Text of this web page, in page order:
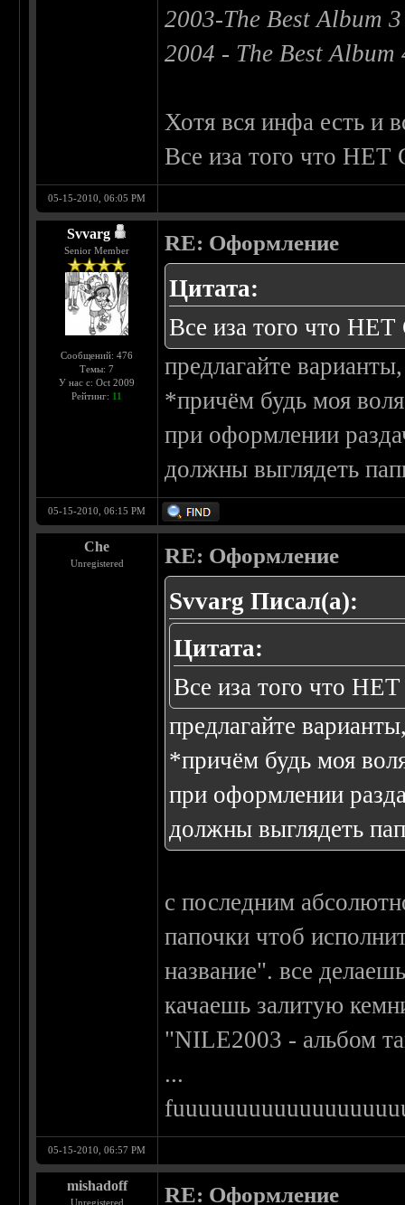
2003-The Best Album
2004 - The Best
Хотя вся инфа есть и
Все иза того что
05-15-2010, 06:05 PM
Svvarg
Senior Member
Сообщений: 476
Темы: 7
У нас с: Oct 2009
Рейтинг: 11
RE: Оформление
Цитата:
Все иза того что
предлагайте
*причём будь моя
при оформлении
должны выглядеть
05-15-2010, 06:15 PM
Che
Unregistered RE: Оформление
Svvarg Писал(а):
Цитата:
Все иза того что
предлагайте
*причём будь моя
при оформлении
должны выглядеть
с последним
папочки чтоб
название". все
качаешь залитую
"NILE2003 - альбом
...
05-15-2010, 06:57 PM
mishadoff
Unregistered RE: Оформление